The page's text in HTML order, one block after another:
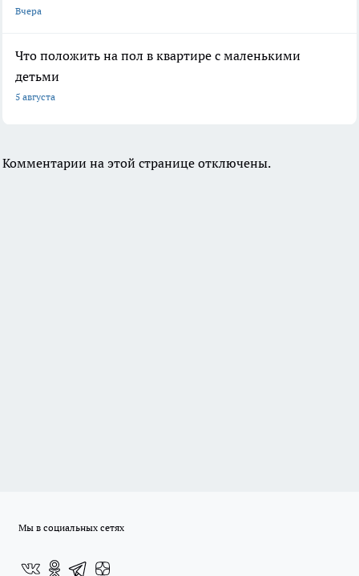
Вчера
Что положить на пол в квартире с маленькими
детьми
5 августа
Комментарии на этой странице отключены.
Мы в социальных сетях